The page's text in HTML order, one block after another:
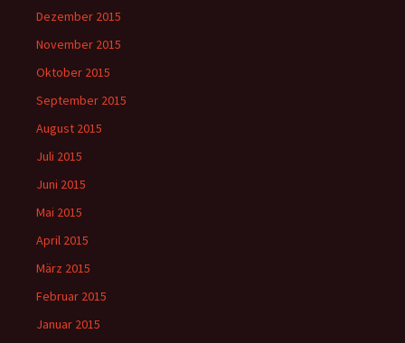
Dezember 2015
November 2015
Oktober 2015
September 2015
August 2015
Juli 2015
Juni 2015
Mai 2015
April 2015
März 2015
Februar 2015
Januar 2015